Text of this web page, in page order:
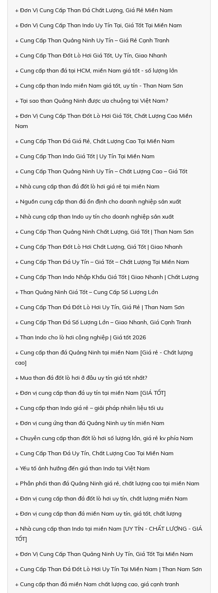
+ Đơn Vị Cung Cấp Than Đá Chất Lượng, Giá Rẻ Miền Nam
+ Đơn Vị Cung Cấp Than Indo Uy Tín Tại, Giá Tốt Tại Miền Nam
+ Cung Cấp Than Quảng Ninh Uy Tín – Giá Rẻ Cạnh Tranh
+ Cung Cấp Than Đốt Lò Hơi Giá Tốt, Uy Tín, Giao Nhanh
+ Cung cấp than đá tại HCM, miền Nam giá tốt - số lượng lớn
+ Cung cấp than Indo miền Nam giá tốt, uy tín - Than Nam Sơn
+ Tại sao than Quảng Ninh được ưa chuộng tại Việt Nam?
+ Đơn Vị Cung Cấp Than Đốt Lò Hơi Giá Tốt, Chất Lượng Cao Miền
Nam
+ Cung Cấp Than Đá Giá Rẻ, Chất Lượng Cao Tại Miền Nam
+ Cung Cấp Than Indo Giá Tốt | Uy Tín Tại Miền Nam
+ Cung Cấp Than Quảng Ninh Uy Tín – Chất Lượng Cao – Giá Tốt
+ Nhà cung cấp than đá đốt lò hơi giá rẻ tại miền Nam
+ Nguồn cung cấp than đá ổn định cho doanh nghiệp sản xuất
+ Nhà cung cấp than Indo uy tín cho doanh nghiệp sản xuất
+ Cung Cấp Than Quảng Ninh Chất Lượng, Giá Tốt | Than Nam Sơn
+ Cung Cấp Than Đốt Lò Hơi Chất Lượng, Giá Tốt | Giao Nhanh
+ Cung Cấp Than Đá Uy Tín – Giá Tốt – Chất Lượng Tại Miền Nam
+ Cung Cấp Than Indo Nhập Khẩu Giá Tốt | Giao Nhanh | Chất Lượng
+ Than Quảng Ninh Giá Tốt – Cung Cấp Số Lượng Lớn
+ Cung Cấp Than Đá Đốt Lò Hơi Uy Tín, Giá Rẻ | Than Nam Sơn
+ Cung Cấp Than Đá Số Lượng Lớn – Giao Nhanh, Giá Cạnh Tranh
+ Than Indo cho lò hơi công nghiệp | Giá tốt 2026
+ Cung cấp than đá Quảng Ninh tại miền Nam [Giá rẻ - Chất lượng
cao]
+ Mua than đá đốt lò hơi ở đâu uy tín giá tốt nhất?
+ Đơn vị cung cấp than đá uy tín tại miền Nam [GIÁ TỐT]
+ Cung cấp than Indo giá rẻ – giải pháp nhiên liệu tối ưu
+ Đơn vị cung ứng than đá Quảng Ninh uy tín miền Nam
+ Chuyên cung cấp than đốt lò hơi số lượng lớn, giá rẻ kv phía Nam
+ Cung Cấp Than Đá Uy Tín, Chất Lượng Cao Tại Miền Nam
+ Yếu tố ảnh hưởng đến giá than Indo tại Việt Nam
+ Phân phối than đá Quảng Ninh giá rẻ, chất lượng cao tại miền Nam
+ Đơn vị cung cấp than đá đốt lò hơi uy tín, chất lượng miền Nam
+ Đơn vị cung cấp than đá miền Nam uy tín, giá tốt, chất lượng
+ Nhà cung cấp than Indo tại miền Nam [UY TÍN - CHẤT LƯỢNG - GIÁ
TỐT]
+ Đơn Vị Cung Cấp Than Quảng Ninh Uy Tín, Giá Tốt Tại Miền Nam
+ Cung Cấp Than Đá Đốt Lò Hơi Uy Tín Tại Miền Nam | Than Nam Sơn
+ Cung cấp than đá miền Nam chất lượng cao, giá cạnh tranh